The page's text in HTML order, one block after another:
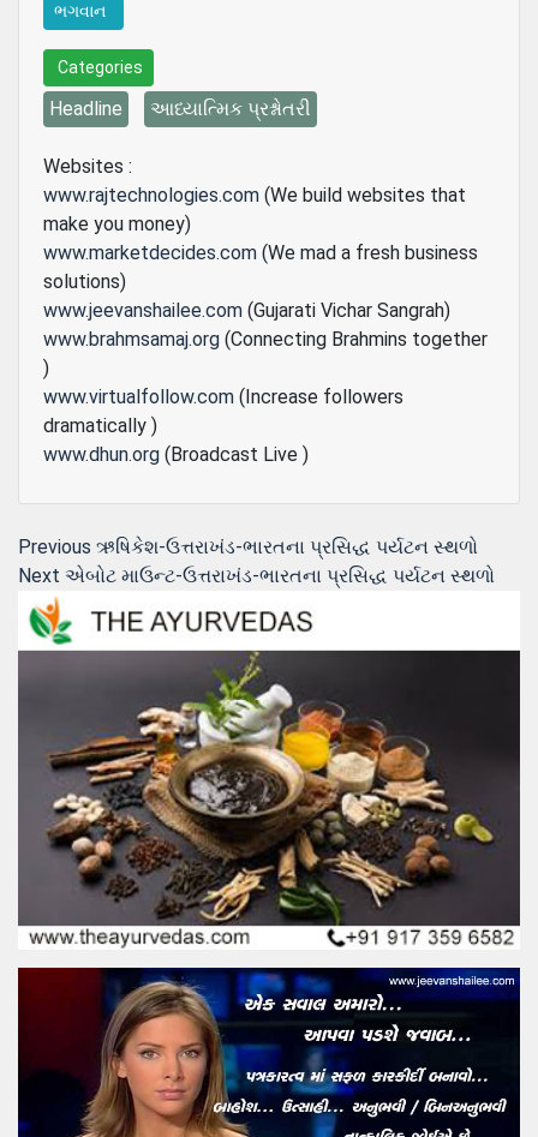
ભગવાન
Categories
Headline આધ્યાત્મિક પ્રશ્નોતરી
Websites :
www.rajtechnologies.com (We build websites that
make you money)
www.marketdecides.com (We mad a fresh business
solutions)
www.jeevanshailee.com (Gujarati Vichar Sangrah)
www.brahmsamaj.org (Connecting Brahmins together
)
www.virtualfollow.com (Increase followers
dramatically )
www.dhun.org (Broadcast Live )
Post
navigation
Previous Previous
post:
ઋષિકેશ-ઉત્તરાખંડ-ભારતના પ્રસિદ્ધ પર્યટન સ્થળો
Next Next
એબોટ માઉન્ટ-ઉત્તરાખંડ-ભારતના પ્રસિદ્ધ પર્યટન સ્થળો